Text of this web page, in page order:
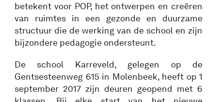
betekent voor POP, het ontwerpen en creëren
van ruimtes in een gezonde en duurzame
structuur die de werking van de school en zijn
bijzondere pedagogie ondersteunt.
De school Karreveld, gelegen op de
Gentsesteenweg 615 in Molenbeek, heeft op 1
september 2017 zijn deuren geopend met 6